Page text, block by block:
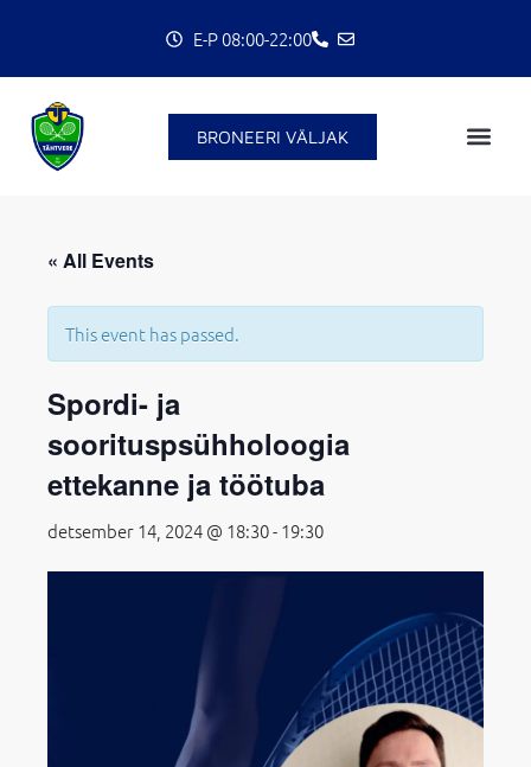
content
E-P 08:00-22:00
BRONEERI VÄLJAK
« All Events
This event has passed.
Spordi- ja
soorituspsühholoogia
ettekanne ja töötuba
detsember 14, 2024 @ 18:30-19:30